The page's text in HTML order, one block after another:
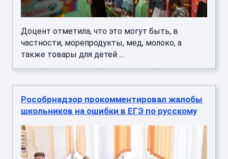
Доцент отметила, что это могут быть, в
частности, морепродукты, мед, молоко, а
также товары для детей ...
Рособрнадзор прокомментировал жалобы
школьников на ошибки в ЕГЭ по русскому